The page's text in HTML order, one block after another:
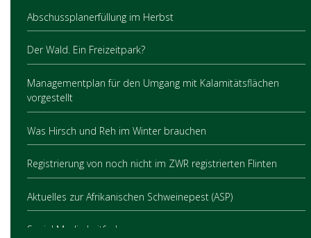
Abschussplanerfüllung im Herbst
Der Wald. Ein Freizeitpark?
Managementplan für den Umgang mit Kalamitätsflächen
vorgestellt
Was Hirsch und Reh im Winter brauchen
Registrierung von noch nicht im ZWR registrierten Flinten
Aktuelles zur Afrikanischen Schweinepest (ASP)
Social Media Leitfaden